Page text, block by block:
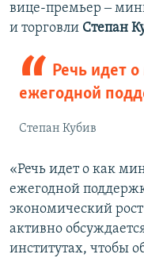
вице-премьер ‒
и торговли Степан
Речь идет
ежегодной
Степан Кубив
«Речь идет о как
ежегодной
экономический
активно
институтах, чтобы